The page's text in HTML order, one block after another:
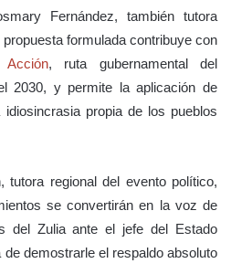
Fernández, también tutora
formulada contribuye con
, ruta gubernamental del
2030, y permite la aplicación de
propia de los pueblos
regional del evento político,
se convertirán en la voz de
del Zulia ante el jefe del Estado
demostrarle el respaldo absoluto